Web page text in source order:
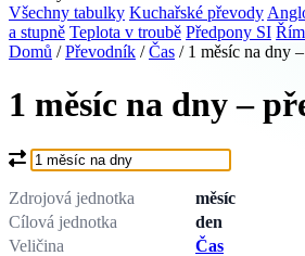
Všechny tabulky Kuchařské převody
a stupně Teplota v troubě Předpony SI
Domů / Převodník / Čas / 1 měsíc na dny
1 měsíc na dny –
Co chcete převést?
Zdrojová jednotka
měsíc
Cílová jednotka
den
Veličina
Čas